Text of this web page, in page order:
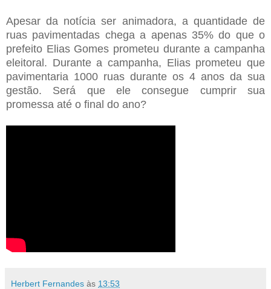
Apesar da notícia ser animadora, a quantidade de
ruas pavimentadas chega a apenas 35% do que o
prefeito Elias Gomes prometeu durante a campanha
eleitoral. Durante a campanha, Elias prometeu que
pavimentaria 1000 ruas durante os 4 anos da sua
gestão. Será que ele consegue cumprir sua
promessa até o final do ano?
Herbert Fernandes às 13:53